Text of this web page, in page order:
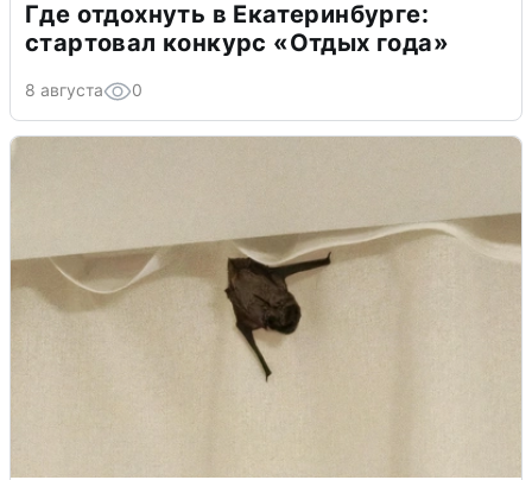
Где отдохнуть в Екатеринбурге:
стартовал конкурс «Отдых года»
8 августа 0